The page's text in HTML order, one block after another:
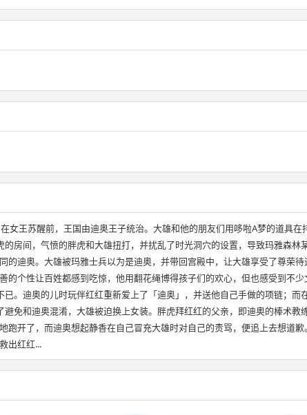
王苏醒前，王国由迪奥王子统治。大雄和他的朋友们用哆啦A梦的道具
房间，气愤的胖虎和大雄扭打，并扰乱了时光洞穴的设置，导致玛雅森
迪奥。大雄被玛雅士兵以为是迪奥，并带回宫殿中，让大雄享受了尊荣
个性让百姓都感到吃惊，他用翻花绳博得孩子们的欢心，但也感受到不
。迪奥的儿时玩伴红红重新爱上了「迪奥」，并送他自己手做的项链；
免和迪奥混淆，大雄被迫换上女装。胖虎拜红红的父亲，即迪奥的棒术
开了，而迪奥想起静香在自己冒充大雄时对自己的责骂，便追上去想道
出红红...